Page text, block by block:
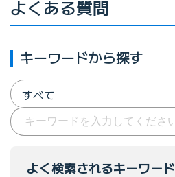
よくある質問
キーワードから探す
すべて
よく検索されるキーワード